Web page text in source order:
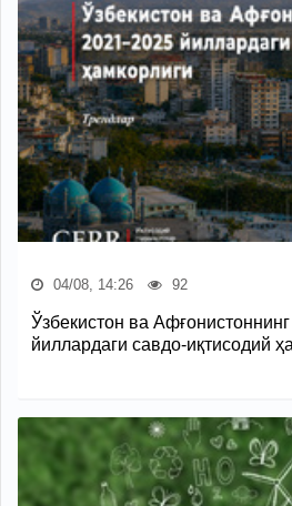
04/08, 14:26 92
Ўзбекистон ва
йиллардаги савдо-иқтисодий